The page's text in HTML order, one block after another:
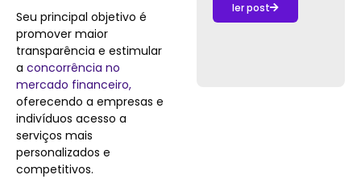
Seu principal objetivo é
promover maior
transparência e estimular
a concorrência no
mercado financeiro,
oferecendo a empresas e
indivíduos acesso a
serviços mais
personalizados e
competitivos.
ler post